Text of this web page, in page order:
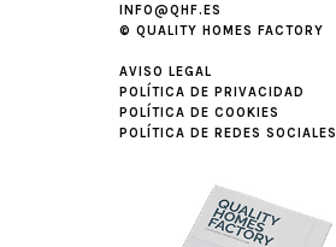
INFO@QHF.ES
© QUALITY HOMES FACTORY
AVISO LEGAL
POLÍTICA DE PRIVACIDAD
POLÍTICA DE COOKIES
POLÍTICA DE REDES SOCIALES